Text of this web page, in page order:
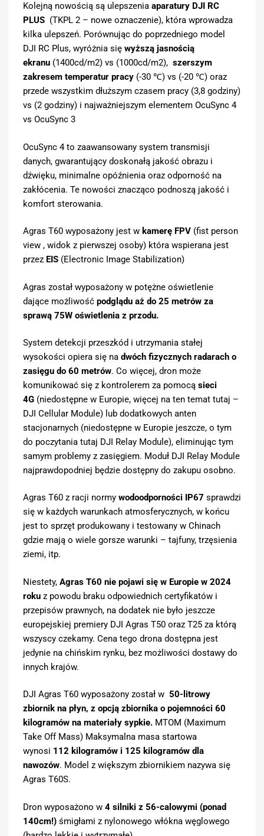
Kolejną nowością są ulepszenia aparatury DJI RC
PLUS (TKPL 2 – nowe oznaczenie), która wprowadza
kilka ulepszeń. Porównując do poprzedniego model
DJI RC Plus, wyróżnia się wyższą jasnością
ekranu (1400cd/m2) vs (1000cd/m2), szerszym
zakresem temperatur pracy(-30 ℃) vs (-20 ℃) oraz
przede wszystkim dłuższym czasem pracy (3,8 godziny)
vs (2 godziny) i najważniejszym elementem OcuSync 4
vs OcuSync 3
OcuSync 4 to zaawansowany system transmisji
danych, gwarantujący doskonałą jakość obrazu i
dźwięku, minimalne opóźnienia oraz odporność na
zakłócenia. Te nowości znacząco podnoszą jakość i
komfort sterowania.
Agras T60 wyposażony jest wkamerę FPV (fist person
view , widok z pierwszej osoby) która wspierana jest
przez EIS(Electronic Image Stabilization)
Agras został wyposażony w potężne oświetlenie
dające możliwość podglądu aż do 25 metrów za
sprawą 75W oświetlenia z przodu.
System detekcji przeszkód i utrzymania stałej
wysokości opiera się na dwóch fizycznych radarach o
zasięgu do 60 metrów. Co więcej, dron może
komunikować się z kontrolerem za pomocąsieci
4G (niedostępne w Europie, więcej na ten temat tutaj –
DJI Cellular Module) lub dodatkowych anten
stacjonarnych (niedostępne w Europie jeszcze, o tym
do poczytania tutaj DJI Relay Module), eliminując tym
samym problemy z zasięgiem. Moduł DJI Relay Module
najprawdopodniej będzie dostępny do zakupu osobno.
Agras T60 z racji normy wodoodporności IP67 sprawdzi
się w każdych warunkach atmosferycznych, w końcu
jest to sprzęt produkowany i testowany w Chinach
gdzie mają o wiele gorsze warunki – tajfuny, trzęsienia
ziemi, itp.
Niestety, Agras T60 nie pojawi się w Europie w 2024
roku z powodu braku odpowiednich certyfikatów i
przepisów prawnych, na dodatek nie było jeszcze
europejskiej premiery DJI Agras T50 oraz T25 za którą
wszyscy czekamy. Cena tego drona dostępna jest
jedynie na chińskim rynku, bez możliwości dostawy do
innych krajów.
DJI Agras T60 wyposażony został w 50-litrowy
zbiornik na płyn, z opcją zbiornika o pojemności 60
kilogramów na materiały sypkie. MTOM (Maximum
Take Off Mass) Maksymalna masa startowa
wynosi 112 kilogramów i 125 kilogramów dla
nawozów. Model z większym zbiornikiem nazywa się
Agras T60S.
Dron wyposażono w 4 silniki z 56-calowymi (ponad
140cm!)śmigłami z nylonowego włókna węglowego